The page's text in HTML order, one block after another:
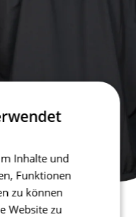
Inhalte und
Funktionen
zu können
Website zu